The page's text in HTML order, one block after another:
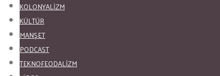
KOLONYALİZM
KÜLTÜR
MANŞET
PODCAST
TEKNOFEODALİZM